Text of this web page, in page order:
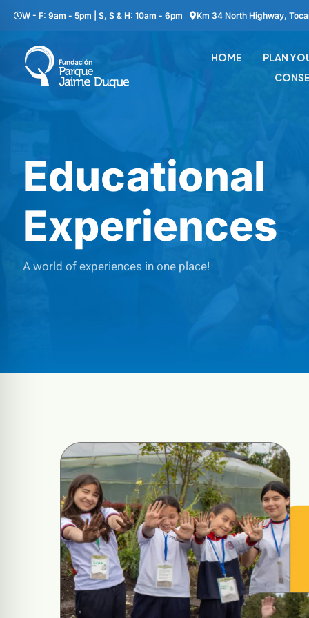
W - F: 9am - 5pm | S, S & H: 10am - 6pm Km 34 North Highway,
HOME
PLAN
Educational
Experiences
A world of experiences in one place!